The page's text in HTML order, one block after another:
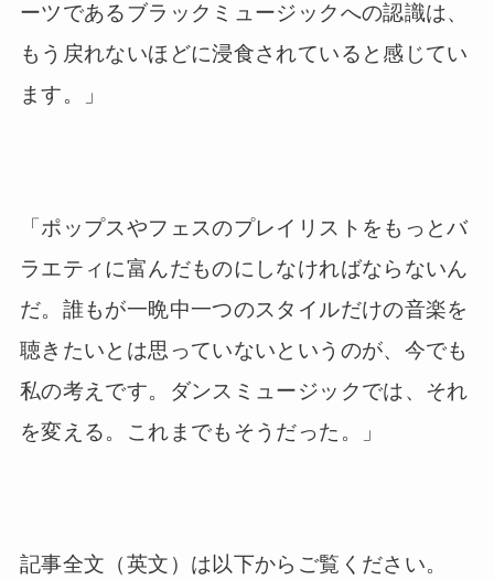
ーツであるブラックミュージックへの認識は、
もう戻れないほどに浸食されていると感じてい
ます。」
「ポップスやフェスのプレイリストをもっとバ
ラエティに富んだものにしなければならないん
だ。誰もが一晩中一つのスタイルだけの音楽を
聴きたいとは思っていないというのが、今でも
私の考えです。ダンスミュージックでは、それ
を変える。これまでもそうだった。」
記事全文（英文）は以下からご覧ください。